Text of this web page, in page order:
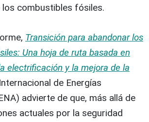
los combustibles fósiles.
Transición para abandonar los
Una hoja de ruta basada en
electrificación y la mejora de la
de Energías
advierte de que, más allá de
actuales por la seguridad